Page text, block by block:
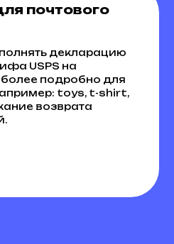
почтового
декларацию
USPS на
подробно для
toys, t-shirt,
возврата